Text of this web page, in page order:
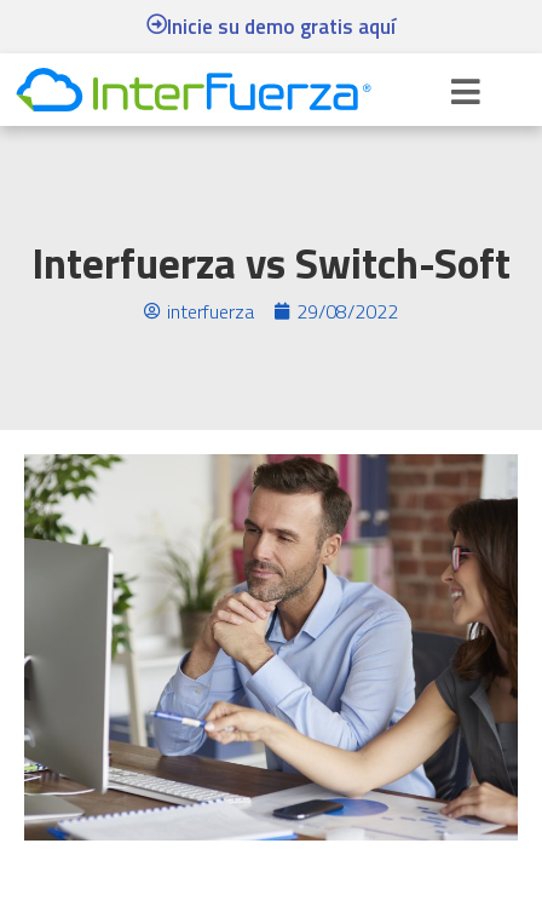
Inicie su demo gratis aquí
Interfuerza vs Switch-Soft
interfuerza 29/08/2022